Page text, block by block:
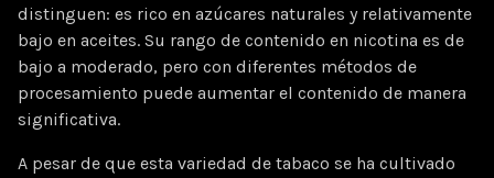
distinguen: es rico en azúcares naturales y relativamente
bajo en aceites. Su rango de contenido en nicotina es de
bajo a moderado, pero con diferentes métodos de
procesamiento puede aumentar el contenido de manera
significativa.
A pesar de que esta variedad de tabaco se ha cultivado